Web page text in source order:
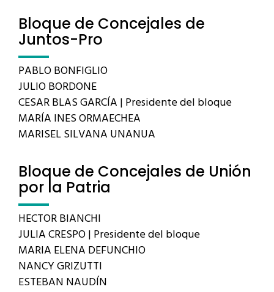
Bloque de Concejales de
Juntos-Pro
PABLO BONFIGLIO
JULIO BORDONE
CESAR BLAS GARCÍA | Presidente del bloque
MARÍA INES ORMAECHEA
MARISEL SILVANA UNANUA
Bloque de Concejales de Unión
por la Patria
HECTOR BIANCHI
JULIA CRESPO | Presidente del bloque
MARIA ELENA DEFUNCHIO
NANCY GRIZUTTI
ESTEBAN NAUDÍN